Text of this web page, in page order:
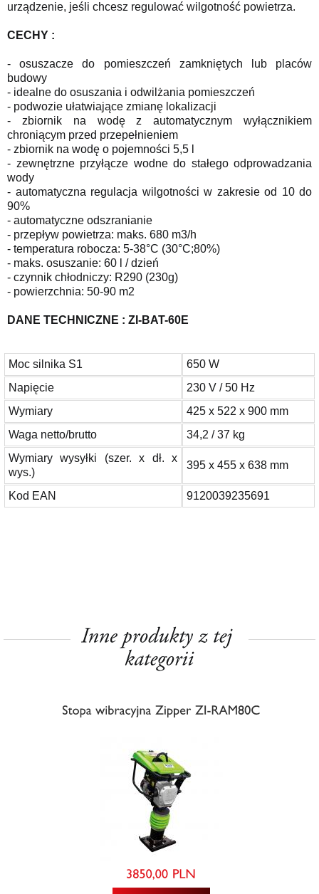
urządzenie, jeśli chcesz regulować wilgotność powietrza.
CECHY :
- osuszacze do pomieszczeń zamkniętych lub placów
budowy
- idealne do osuszania i odwilżania pomieszczeń
- podwozie ułatwiające zmianę lokalizacji
- zbiornik na wodę z automatycznym wyłącznikiem
chroniącym przed przepełnieniem
- zbiornik na wodę o pojemności 5,5 l
- zewnętrzne przyłącze wodne do stałego odprowadzania
wody
- automatyczna regulacja wilgotności w zakresie od 10 do
90%
- automatyczne odszranianie
- przepływ powietrza: maks. 680 m3/h
- temperatura robocza: 5-38°C (30°C;80%)
- maks. osuszanie: 60 l / dzień
- czynnik chłodniczy: R290 (230g)
- powierzchnia: 50-90 m2
DANE TECHNICZNE : ZI-BAT-60E
Moc silnika S1
650 W
Napięcie
230 V / 50 Hz
Wymiary
425 x 522 x 900 mm
Waga netto/brutto
34,2 / 37 kg
Wymiary wysyłki (szer. x dł. x
wys.)
395 x 455 x 638 mm
Kod EAN 9120039235691